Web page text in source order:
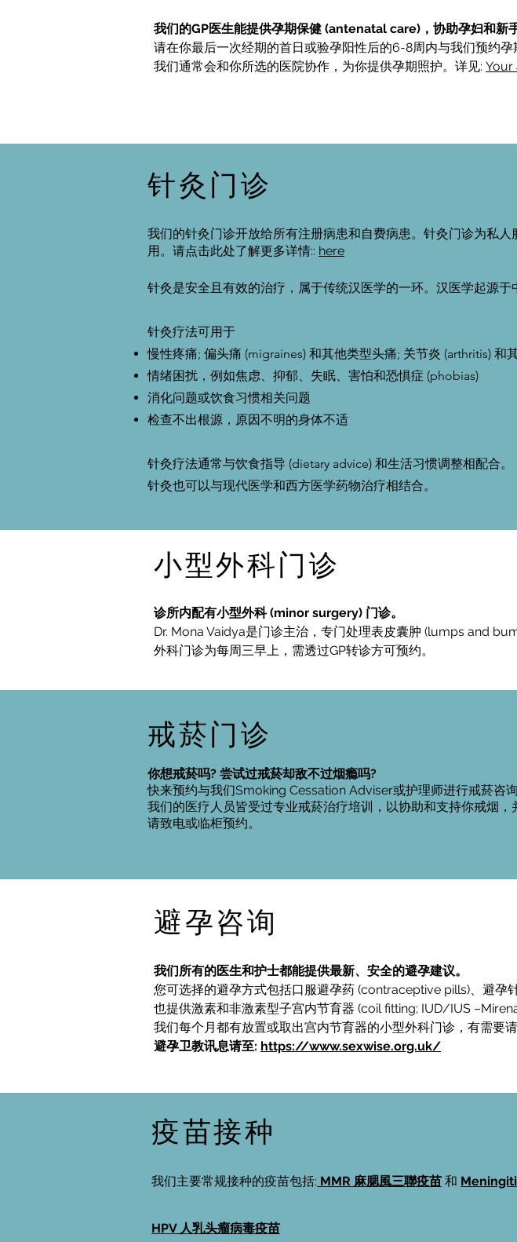
我们的GP医生能提供孕期保健 (antenatal care)，协助孕妇和新
请在你最后一次经期的首日或验孕阳性后的6-8周内与我们预约孕
我们通常会和你所选的医院协作，为你提供孕期照护。详见: Your
针灸门诊
我们的针灸门诊开放给所有注册病患和自费病患。针灸门诊为私
用。请点击此处了解更多详情:: here
针灸是安全且有效的治疗，属于传统汉医学的一环。汉医学起源于
针灸疗法可用于
慢性疼痛; 偏头痛 (migraines) 和其他类型头痛; 关节炎 (arthritis) 和
情绪困扰，例如焦虑、抑郁、失眠、害怕和恐惧症 (phobias)
消化问题或饮食习惯相关问题
检查不出根源，原因不明的身体不适
针灸疗法通常与饮食指导 (dietary advice) 和生活习惯调整相配合。
针灸也可以与现代医学和西方医学药物治疗相结合。
小型外科门诊
诊所内配有小型外科 (minor surgery) 门诊。
Dr. Mona Vaidya是门诊主治，专门处理表皮囊肿 (lumps and
外科门诊为每周三早上，需透过GP转诊方可预约。
戒菸门诊
你想戒菸吗? 尝试过戒菸却敌不过烟瘾吗?
快来预约与我们Smoking Cessation Adviser或护理师进行戒菸咨询
我们的医疗人员皆受过专业戒菸治疗培训，以协助和支持你戒烟，
请致电或临柜预约。
避孕咨询
我们所有的医生和护士都能提供最新、安全的避孕建议。
您可选择的避孕方式包括口服避孕药 (contraceptive pills)、避
也提供激素和非激素型子宫内节育器 (coil fitting; IUD/IUS
我们每个月都有放置或取出宫内节育器的小型外科门诊，有需要
避孕卫教讯息请至: https://www.sexwise.org.uk/
疫苗接种
我们主要常规接种的疫苗包括: MMR 麻腮風三聯疫苗 和
HPV 人乳头瘤病毒疫苗